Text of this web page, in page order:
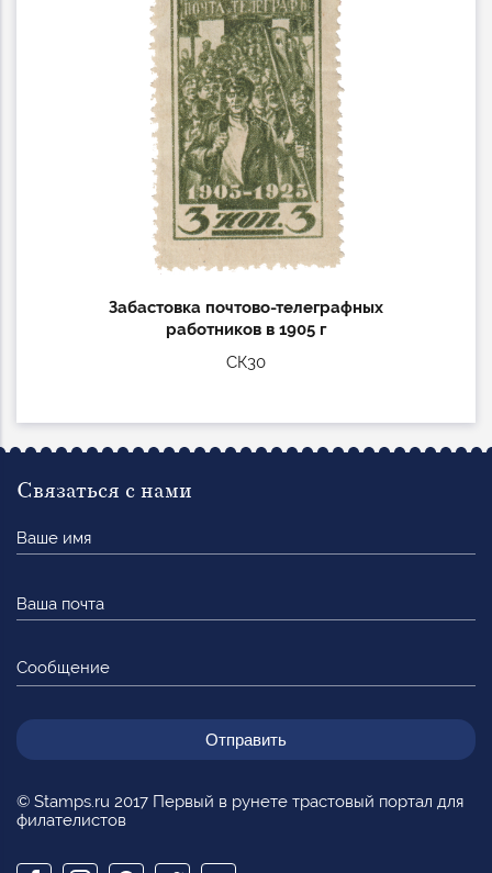
Забастовка почтово-телеграфных
работников в 1905 г
СК30
© Stamps.ru 2017 Первый в рунете трастовый портал для
филателистов
Связаться с нами
имя
почта
Сообщение